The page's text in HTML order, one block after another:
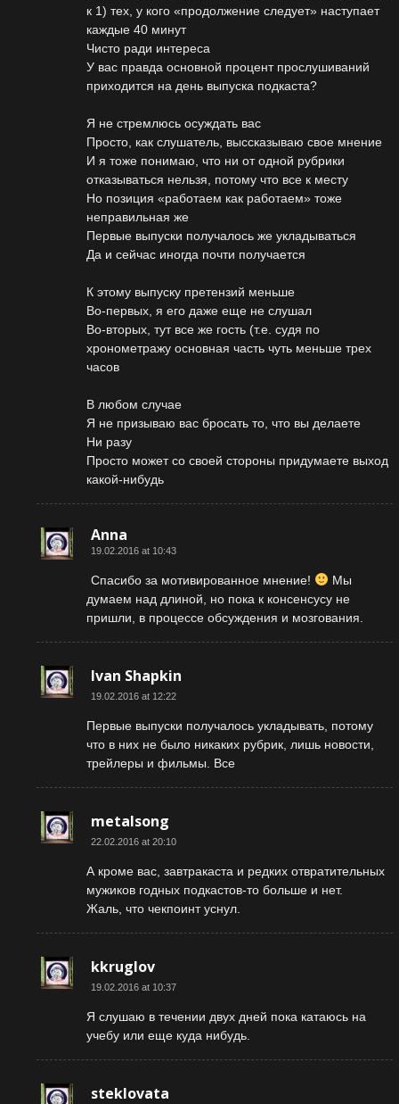
к 1) тех, у кого «продолжение следует» наступает
каждые 40 минут
Чисто ради интереса
У вас правда основной процент прослушиваний
приходится на день выпуска подкаста?
Я не стремлюсь осуждать вас
Просто, как слушатель, выссказываю свое мнение
И я тоже понимаю, что ни от одной рубрики
отказываться нельзя, потому что все к месту
Но позиция «работаем как работаем» тоже
неправильная же
Первые выпуски получалось же укладываться
Да и сейчас иногда почти получается
К этому выпуску претензий меньше
Во-первых, я его даже еще не слушал
Во-вторых, тут все же гость (т.е. судя по
хронометражу основная часть чуть меньше трех
часов
В любом случае
Я не призываю вас бросать то, что вы делаете
Ни разу
Просто может со своей стороны придумаете выход
какой-нибудь
Anna
19.02.2016 at 10:43
Спасибо за мотивированное мнение!
Мы
думаем над длиной, но пока к консенсусу не
пришли, в процессе обсуждения и мозгования.
Ivan Shapkin
19.02.2016 at 12:22
Первые выпуски получалось укладывать, потому
что в них не было никаких рубрик, лишь новости,
трейлеры и фильмы. Все
metalsong
22.02.2016 at 20:10
А кроме вас, завтракаста и редких отвратительных
мужиков годных подкастов-то больше и нет.
Жаль, что чекпоинт уснул.
kkruglov
19.02.2016 at 10:37
Я слушаю в течении двух дней пока катаюсь на
учебу или еще куда нибудь.
steklovata